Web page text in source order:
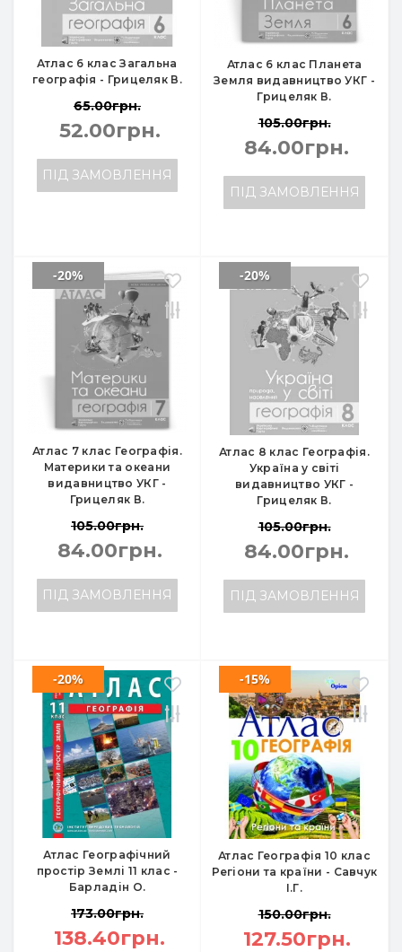
Атлас 6 клас Загальна
географія - Грицеляк В.
65.00грн.
52.00грн.
ПІД ЗАМОВЛЕННЯ
Атлас 6 клас Планета
Земля видавництво УКГ -
Грицеляк В.
105.00грн.
84.00грн.
ПІД ЗАМОВЛЕННЯ
Атлас 7 клас Географія.
Материки та океани
видавництво УКГ -
Грицеляк В.
-20%
105.00грн.
84.00грн.
ПІД ЗАМОВЛЕННЯ
Атлас 8 клас Географія.
Україна у світі
видавництво УКГ -
Грицеляк В.
-20%
105.00грн.
84.00грн.
ПІД ЗАМОВЛЕННЯ
Атлас Географічний
простір Землі 11 клас -
Барладін О.
-20%
173.00грн.
138.40грн.
Атлас Географія 10 клас
Регіони та країни - Савчук
І.Г.
-15%
150.00грн.
127.50грн.